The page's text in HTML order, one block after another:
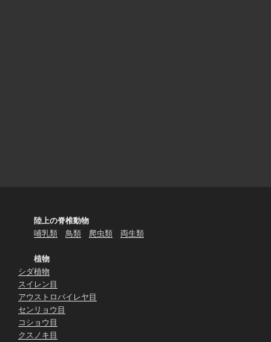
陸上の脊椎動物
哺乳類
鳥類 爬虫類 両生類
植物
シダ植物
スイレン目
アウストロバイレヤ目
センリョウ目
コショウ目
クスノキ目